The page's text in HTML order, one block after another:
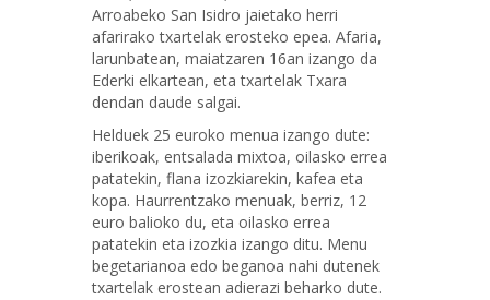
Arroabeko San Isidro jaietako herri
afarirako txartelak erosteko epea. Afaria,
larunbatean, maiatzaren 16an izango da
Ederki elkartean, eta txartelak Txara
dendan daude salgai.
Helduek 25 euroko menua izango dute:
iberikoak, entsalada mixtoa, oilasko errea
patatekin, flana izozkiarekin, kafea eta
kopa. Haurrentzako menuak, berriz, 12
euro balioko du, eta oilasko errea
patatekin eta izozkia izango ditu. Menu
begetarianoa edo beganoa nahi dutenek
txartelak erostean adierazi beharko dute.